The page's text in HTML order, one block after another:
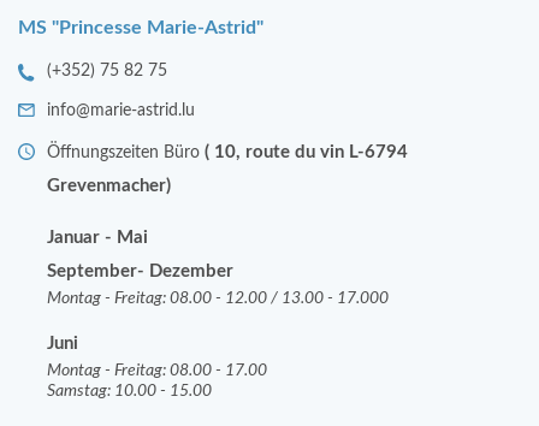
MS "Princesse Marie-Astrid"
(+352) 75 82 75
info@marie-astrid.lu
Öffnungszeiten Büro ( 10, route du vin L-6794
Grevenmacher)
Januar - Mai
September- Dezember
Montag - Freitag: 08.00 - 12.00 / 13.00 - 17.000
Juni
Montag - Freitag: 08.00 - 17.00
Samstag: 10.00 - 15.00